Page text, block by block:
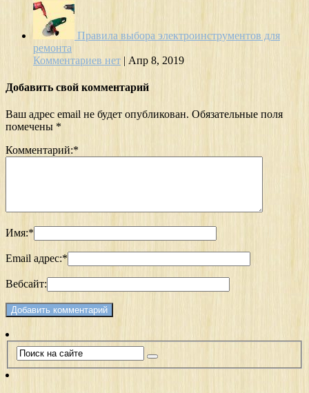
Правила выбора электроинструментов для
ремонта
Комментариев нет | Апр 8, 2019
Добавить свой комментарий
Ваш адрес email не будет опубликован. Обязательные поля
помечены *
Комментарий:*
Имя:*
Email адрес:*
Вебсайт: